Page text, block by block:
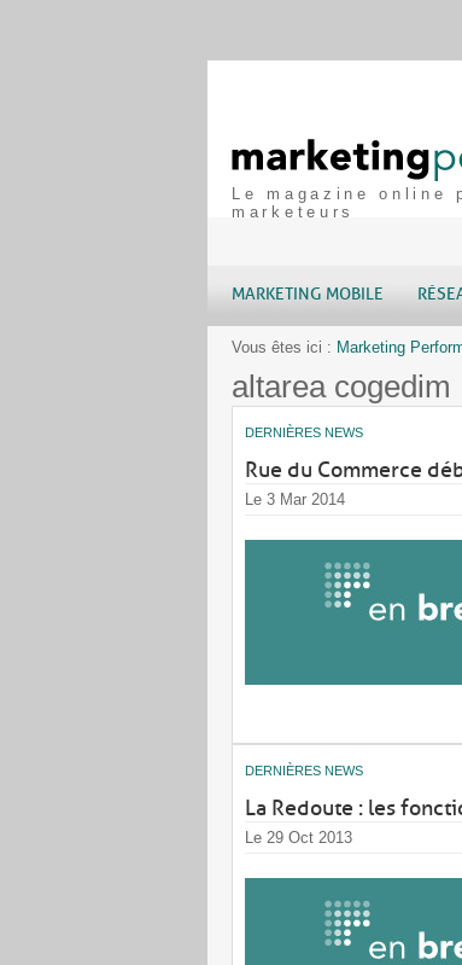
Le magazine online
marketeurs
MARKETING MOBILE
Vous êtes ici : Marketing
altarea cogedim
DERNIÈRES NEWS
Rue du Commerce
Le 3 Mar 2014
DERNIÈRES NEWS
La Redoute : les
Le 29 Oct 2013